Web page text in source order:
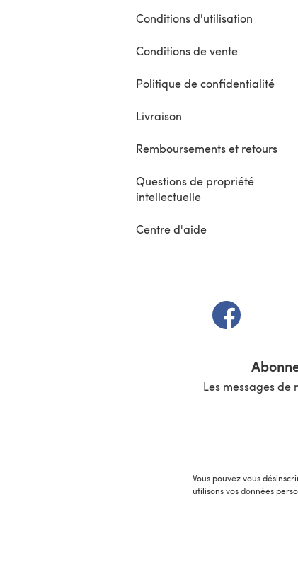
Conditions d'utilisation
Conditions de vente
Politique de confidentialité
Livraison
Remboursements et retours
Questions de propriété
intellectuelle
Centre d'aide
(s'ouvre
Les messages
Vous pouvez vous
utilisons vos données